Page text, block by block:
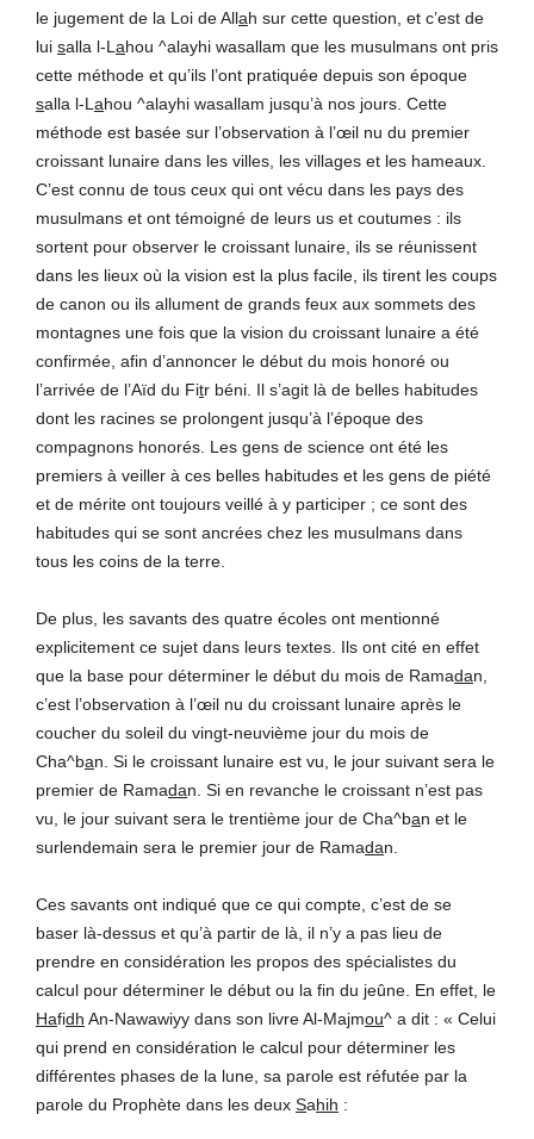
le jugement de la Loi de Allah sur cette question, et c’est de
lui salla l-L ahou ^alayhi wasallam que les musulmans ont pris
cette méthode et qu’ils l’ont pratiquée depuis son époque
salla l-L ahou ^alayhi wasallam jusqu’à nos jours. Cette
méthode est basée sur l’observation à l’œil nu du premier
croissant lunaire dans les villes, les villages et les hameaux.
C’est connu de tous ceux qui ont vécu dans les pays des
musulmans et ont témoigné de leurs us et coutumes : ils
sortent pour observer le croissant lunaire, ils se réunissent
dans les lieux où la vision est la plus facile, ils tirent les coups
de canon ou ils allument de grands feux aux sommets des
montagnes une fois que la vision du croissant lunaire a été
confirmée, afin d’annoncer le début du mois honoré ou
l’arrivée de l’Aïd du Fitr béni. Il s’agit là de belles habitudes
dont les racines se prolongent jusqu’à l’époque des
compagnons honorés. Les gens de science ont été les
premiers à veiller à ces belles habitudes et les gens de piété
et de mérite ont toujours veillé à y participer ; ce sont des
habitudes qui se sont ancrées chez les musulmans dans
tous les coins de la terre.
De plus, les savants des quatre écoles ont mentionné
explicitement ce sujet dans leurs textes. Ils ont cité en effet
que la base pour déterminer le début du mois de Ramadan,
c’est l’observation à l’œil nu du croissant lunaire après le
coucher du soleil du vingt-neuvième jour du mois de
Cha^ban. Si le croissant lunaire est vu, le jour suivant sera le
premier de Ramadan. Si en revanche le croissant n’est pas
vu, le jour suivant sera le trentième jour de Cha^ban et le
surlendemain sera le premier jour de Ramadan.
Ces savants ont indiqué que ce qui compte, c’est de se
baser là-dessus et qu’à partir de là, il n’y a pas lieu de
prendre en considération les propos des spécialistes du
calcul pour déterminer le début ou la fin du jeûne. En effet, le
Hafidh An-Nawawiyy dans son livre Al-Majmou^ a dit : « Celui
qui prend en considération le calcul pour déterminer les
différentes phases de la lune, sa parole est réfutée par la
parole du Prophète dans les deux Sahih :